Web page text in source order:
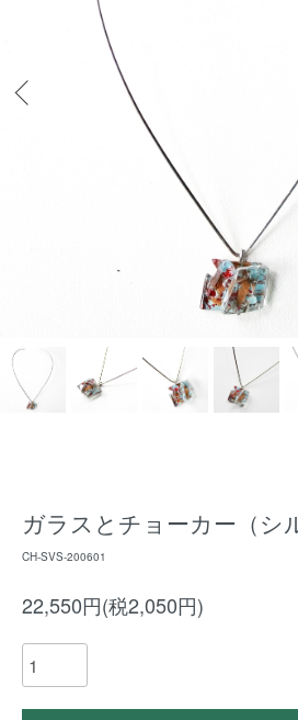
ガラスとチョーカー（シ
CH-SVS-200601
22,550円(税2,050円)